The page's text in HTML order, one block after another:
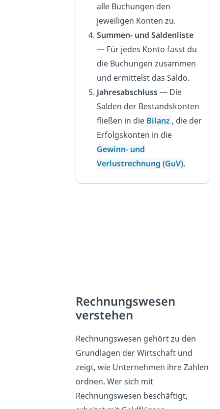
alle Buchungen den
jeweiligen Konten zu.
Summen- und Saldenliste
— Für jedes Konto fasst du
die Buchungen zusammen
und ermittelst das Saldo.
Jahresabschluss— Die
Salden der Bestandskonten
fließen in die Bilanz , die der
Erfolgskonten in die
Gewinn- und
Verlustrechnung (GuV).
Rechnungswesen
verstehen
Rechnungswesen gehört zu den
Grundlagen der Wirtschaft und
zeigt, wie Unternehmen ihre Zahlen
ordnen. Wer sich mit
Rechnungswesen beschäftigt,